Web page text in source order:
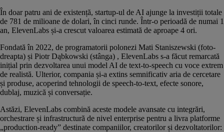
În doar patru ani de existență, startup-ul de AI ajunge la investiții totale
de 781 de milioane de dolari, în cinci runde. Într-o perioadă de numai 1
an, ElevenLabs și-a crescut valoarea estimată de aproape 4 ori.
Fondată în 2022, de programatorii polonezi Mati Staniszewski (foto-
dreapta) și Piotr Dąbkowski (stânga) , ElevenLabs s-a făcut remarcată
inițial prin dezvoltarea unui model AI de text-to-speech cu voce extrem
de realistă. Ulterior, compania și-a extins semnificativ aria de cercetare
și produse, acoperind tehnologii de speech-to-text, efecte sonore,
dublaj, muzică și conversație.
Astăzi, ElevenLabs combină aceste modele avansate cu integrări,
orchestrare și infrastructură de nivel enterprise pentru a livra platforme
„production-ready” destinate companiilor, creatorilor și dezvoltatorilor: